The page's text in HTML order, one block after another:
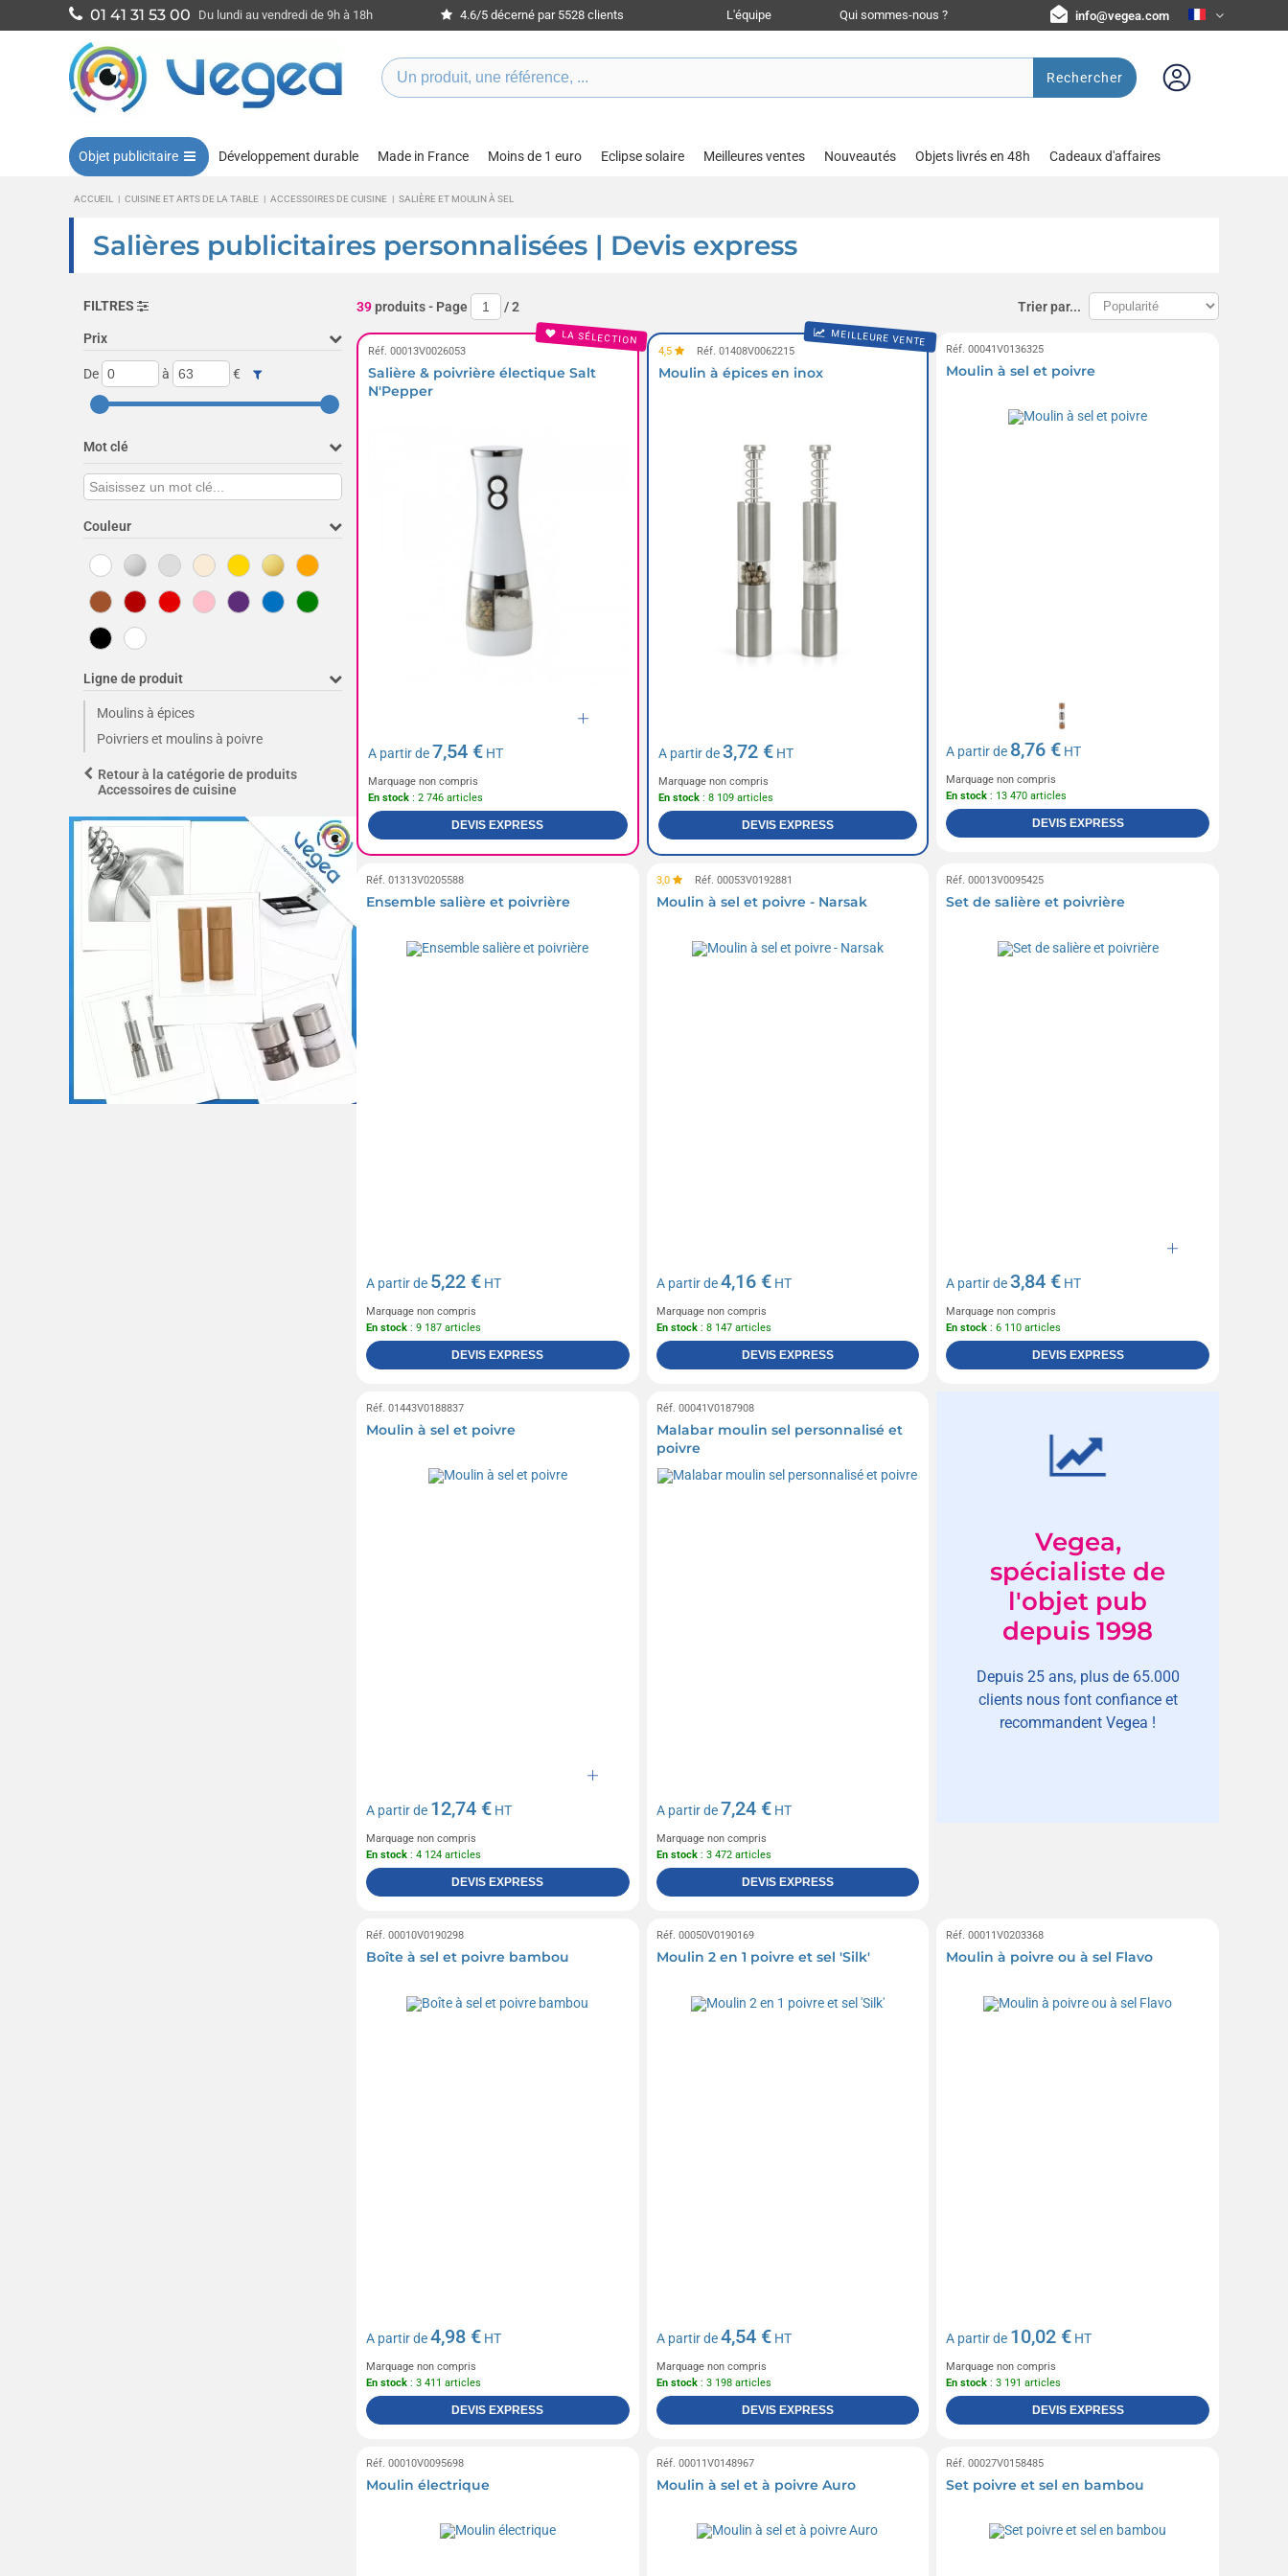
01 41 31 53 00 Du lundi au vendredi de 9h à 18h 4.6/5 décerné par 5528 clients L'équipe Qui sommes-nous ? info@vegea.com
Rechercher
Objet publicitaire Développement durable Made in France Moins de 1 euro Eclipse solaire Meilleures ventes Nouveautés Objets livrés en 48h Cadeaux d'affaires
ACCUEIL | CUISINE ET ARTS DE LA TABLE | ACCESSOIRES DE CUISINE | SALIÈRE ET MOULIN À SEL
Salières publicitaires personnalisées | Devis express
FILTRES
Prix
De à €
Mot clé
Couleur
Ligne de produit
Moulins à épices
Poivriers et moulins à poivre
Retour à la catégorie de produits
Accessoires de cuisine
39produits- Page /2 Trier par...
LA SÉLECTION
Réf. 00013V0026053
Salière & poivrière électique Salt
N'Pepper
A partir de7,54 € HT
Marquage non compris
En stock : 2 746 articles
DEVIS EXPRESS
MEILLEURE VENTE
4,5 Réf. 01408V0062215
Moulin à épices en inox
A partir de3,72 €HT
Marquage non compris
En stock: 8 109 articles
DEVIS EXPRESS
Réf. 00041V0136325
Moulin à sel et poivre
A partir de 8,76 € HT
Marquage non compris
En stock : 13 470 articles
DEVIS EXPRESS
Réf. 01313V0205588
Ensemble salière et poivrière
A partir de 5,22 € HT
Marquage non compris
En stock : 9 187 articles
DEVIS EXPRESS
3,0 Réf. 00053V0192881
Moulin à sel et poivre - Narsak
A partir de4,16 €HT
Marquage non compris
En stock: 8 147 articles
DEVIS EXPRESS
Réf. 00013V0095425
Set de salière et poivrière
A partir de3,84 € HT
Marquage non compris
En stock : 6 110 articles
DEVIS EXPRESS
Réf. 01443V0188837
Moulin à sel et poivre
A partir de 12,74 € HT
Marquage non compris
En stock : 4 124 articles
DEVIS EXPRESS
Réf. 00041V0187908
Malabar moulin sel personnalisé et
poivre
A partir de7,24 €HT
Marquage non compris
En stock: 3 472 articles
DEVIS EXPRESS
Vegea,
spécialiste de
l'objet pub
depuis 1998
Depuis 25 ans, plus de 65.000
clients nous font confiance et
recommandent Vegea !
Réf. 00010V0190298
Boîte à sel et poivre bambou
A partir de4,98 € HT
Marquage non compris
En stock : 3 411 articles
DEVIS EXPRESS
Réf. 00050V0190169
Moulin 2 en 1 poivre et sel 'Silk'
A partir de4,54 €HT
Marquage non compris
En stock: 3 198 articles
DEVIS EXPRESS
Réf. 00011V0203368
Moulin à poivre ou à sel Flavo
A partir de 10,02 € HT
Marquage non compris
En stock : 3 191 articles
DEVIS EXPRESS
Réf. 00010V0095698
Moulin électrique
Réf. 00011V0148967
Moulin à sel et à poivre Auro
Réf. 00027V0158485
Set poivre et sel en bambou